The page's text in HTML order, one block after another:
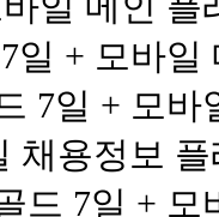
일 + 모바
7일 + 모
채용정보
드 7일 + 모